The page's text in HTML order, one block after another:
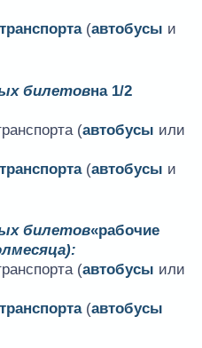
(автобусы и
билетовна 1/2
(автобусы или
(автобусы и
билетов«рабочие
(автобусы или
(автобусы